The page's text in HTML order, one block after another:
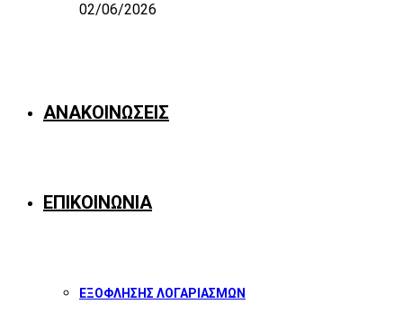
02/06/2026
ΑΝΑΚΟΙΝΩΣΕΙΣ
ΕΠΙΚΟΙΝΩΝΙΑ
ΕΞΟΦΛΗΣΗΣ ΛΟΓΑΡΙΑΣΜΩΝ